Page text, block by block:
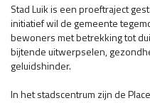
Stad Luik is een proeftraject
initiatief wil de gemeente
bewoners met betrekking tot
bijtende uitwerpselen,
geluidshinder.
In het stadscentrum zijn de